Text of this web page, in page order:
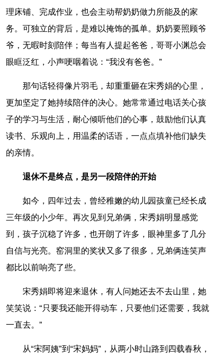
理床铺、完成作业，也会主动帮奶奶做力所能及的家
务。可独立的背后，是难以掩饰的孤单。奶奶要照顾爷
爷，无暇时刻陪伴；每当有人提起爸爸，哥哥小渊总会
眼眶泛红，小声哽咽着说：“我没有爸爸。”
那句话轻得像片羽毛，却重重砸在宋秀娟的心里，
更加坚定了她持续陪伴的决心。她常常通过电话关心孩
子的学习与生活，耐心倾听他们的心事，鼓励他们认真
读书、乐观向上，用温柔的话语，一点点填补他们缺失
的亲情。
退休不是终点，是另一段陪伴的开始
如今，四年过去，曾经稚嫩的幼儿园孩童已经长成
三年级的小少年。再次见到兄弟俩，宋秀娟明显感觉
到，孩子沉稳了许多，也开朗了许多，眼神里多了几分
自信与光亮。窑洞里的奖状又多了很多，兄弟俩连笑声
都比以前响亮了些。
宋秀娟即将迎来退休，有人问她还去不去山里，她
笑笑说：“只要我还能开得动车，只要他们还需要，我就
一直去。”
从“宋阿姨”到“宋妈妈”，从两小时山路到四载春秋，